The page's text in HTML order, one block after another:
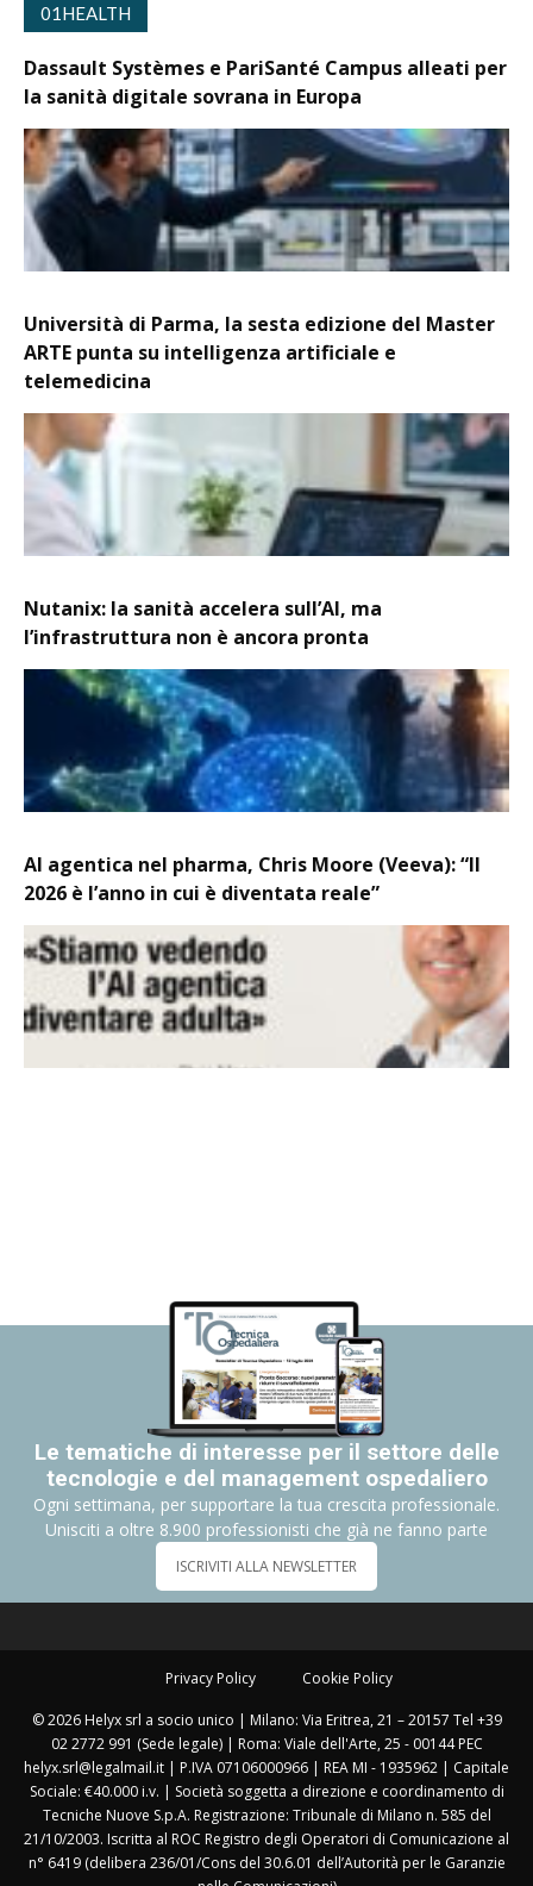
01HEALTH
Dassault Systèmes e PariSanté Campus alleati per
la sanità digitale sovrana in Europa
Università di Parma, la sesta edizione del Master
ARTE punta su intelligenza artificiale e
telemedicina
Nutanix: la sanità accelera sull’AI, ma
l’infrastruttura non è ancora pronta
AI agentica nel pharma, Chris Moore (Veeva): “Il
2026 è l’anno in cui è diventata reale”
Le tematiche di interesse per il settore delle
tecnologie e del management ospedaliero
Ogni settimana, per supportare la tua crescita professionale.
Unisciti a oltre 8.900 professionisti che già ne fanno parte
ISCRIVITI ALLA NEWSLETTER
Privacy Policy Cookie Policy
© 2026 Helyx srl a socio unico | Milano: Via Eritrea, 21 – 20157 Tel +39
02 2772 991 (Sede legale) | Roma: Viale dell'Arte, 25 - 00144 PEC
helyx.srl@legalmail.it | P.IVA 07106000966 | REA MI - 1935962 | Capitale
Sociale: €40.000 i.v. | Società soggetta a direzione e coordinamento di
Tecniche Nuove S.p.A. Registrazione: Tribunale di Milano n. 585 del
21/10/2003. Iscritta al ROC Registro degli Operatori di Comunicazione al
n° 6419 (delibera 236/01/Cons del 30.6.01 dell’Autorità per le Garanzie